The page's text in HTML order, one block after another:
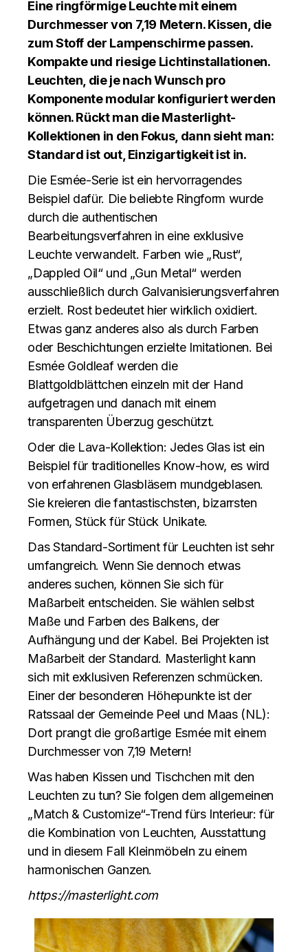
Eine ringförmige Leuchte mit einem
Durchmesser von 7,19 Metern. Kissen, die
zum Stoff der Lampenschirme passen.
Kompakte und riesige Lichtinstallationen.
Leuchten, die je nach Wunsch pro
Komponente modular konfiguriert werden
können. Rückt man die Masterlight-
Kollektionen in den Fokus, dann sieht man:
Standard ist out, Einzigartigkeit ist in.
Die Esmée-Serie ist ein hervorragendes
Beispiel dafür. Die beliebte Ringform wurde
durch die authentischen
Bearbeitungsverfahren in eine exklusive
Leuchte verwandelt. Farben wie „Rust“,
„Dappled Oil“ und „Gun Metal“ werden
ausschließlich durch Galvanisierungsverfahren
erzielt. Rost bedeutet hier wirklich oxidiert.
Etwas ganz anderes also als durch Farben
oder Beschichtungen erzielte Imitationen. Bei
Esmée Goldleaf werden die
Blattgoldblättchen einzeln mit der Hand
aufgetragen und danach mit einem
transparenten Überzug geschützt.
Oder die Lava-Kollektion: Jedes Glas ist ein
Beispiel für traditionelles Know-how, es wird
von erfahrenen Glasbläsern mundgeblasen.
Sie kreieren die fantastischsten, bizarrsten
Formen, Stück für Stück Unikate.
Das Standard-Sortiment für Leuchten ist sehr
umfangreich. Wenn Sie dennoch etwas
anderes suchen, können Sie sich für
Maßarbeit entscheiden. Sie wählen selbst
Maße und Farben des Balkens, der
Aufhängung und der Kabel. Bei Projekten ist
Maßarbeit der Standard. Masterlight kann
sich mit exklusiven Referenzen schmücken.
Einer der besonderen Höhepunkte ist der
Ratssaal der Gemeinde Peel und Maas (NL):
Dort prangt die großartige Esmée mit einem
Durchmesser von 7,19 Metern!
Was haben Kissen und Tischchen mit den
Leuchten zu tun? Sie folgen dem allgemeinen
„Match & Customize“-Trend fürs Interieur: für
die Kombination von Leuchten, Ausstattung
und in diesem Fall Kleinmöbeln zu einem
harmonischen Ganzen.
https://masterlight.com